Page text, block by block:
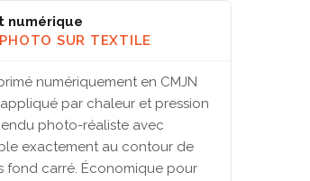
numérique
SUR TEXTILE
numériquement en CMJN
par chaleur et pression
photo-réaliste avec
exactement au contour de
fond carré. Économique pour